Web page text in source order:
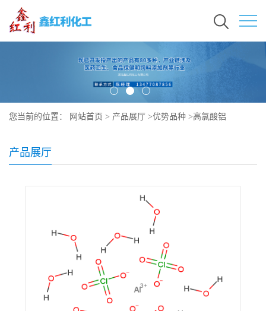
您当前的位置： 网站首页 > 产品展厅 >优势品种 >高氯酸铝
产品展厅